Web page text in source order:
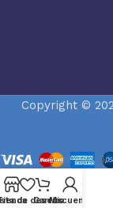
Copyright ©
de deseos
CarritoMi cuenta